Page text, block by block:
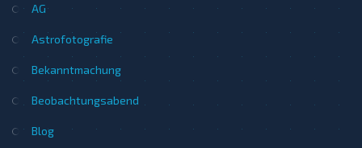
AG
Astrofotografie
Bekanntmachung
Beobachtungsabend
Blog